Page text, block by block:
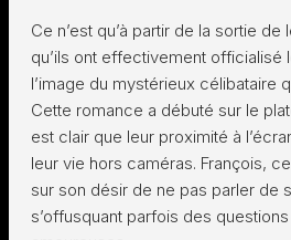
Ce n’est qu’à partir de la sortie de
qu’ils ont effectivement officialisé
l’image du mystérieux célibataire
Cette romance a débuté sur le
est clair que leur proximité à
leur vie hors caméras. François,
sur son désir de ne pas parler de
s’offusquant parfois des